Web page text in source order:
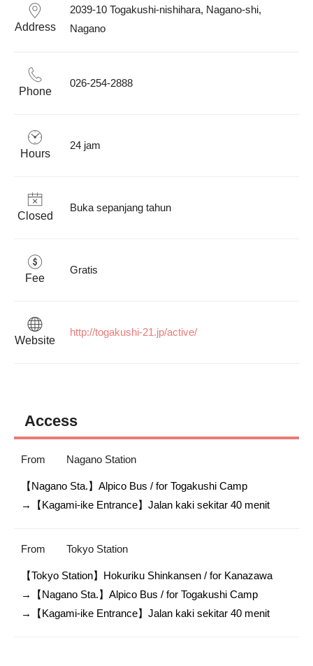
Address
2039-10 Togakushi-nishihara, Nagano-shi,
Nagano
Phone
026-254-2888
Hours
24 jam
Closed
Buka sepanjang tahun
Fee
Gratis
Website
http://togakushi-21.jp/active/
Access
From Nagano Station
【Nagano Sta.】Alpico Bus / for Togakushi Camp
→【Kagami-ike Entrance】Jalan kaki sekitar 40 menit
From Tokyo Station
【Tokyo Station】Hokuriku Shinkansen / for Kanazawa
→【Nagano Sta.】Alpico Bus / for Togakushi Camp
→【Kagami-ike Entrance】Jalan kaki sekitar 40 menit